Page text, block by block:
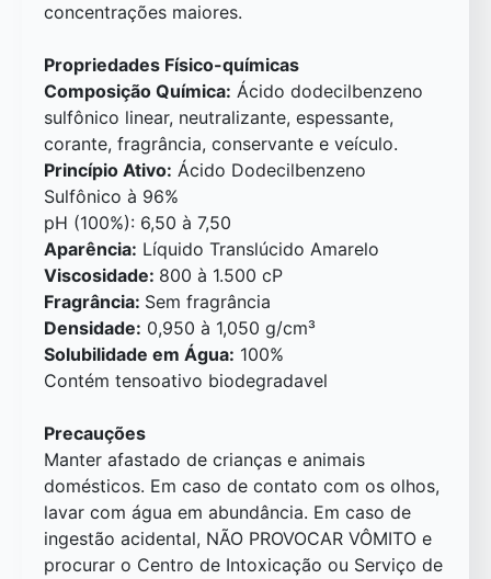
concentrações maiores.
Propriedades Físico-químicas
Composição Química: Ácido dodecilbenzeno
sulfônico linear, neutralizante, espessante,
corante, fragrância, conservante e veículo.
Princípio Ativo: Ácido Dodecilbenzeno
Sulfônico à 96%
pH (100%): 6,50 à 7,50
Aparência: Líquido Translúcido Amarelo
Viscosidade: 800 à 1.500 cP
Fragrância: Sem fragrância
Densidade: 0,950 à 1,050 g/cm³
Solubilidade em Água: 100%
Contém tensoativo biodegradavel
Precauções
Manter afastado de crianças e animais
domésticos. Em caso de contato com os olhos,
lavar com água em abundância. Em caso de
ingestão acidental, NÃO PROVOCAR VÔMITO e
procurar o Centro de Intoxicação ou Serviço de